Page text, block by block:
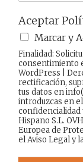
Aceptar
Marcar y
Finalidad:
consentimiento
WordPress |
rectificación,
tus datos en
introduzcas en
confidencialidad
Hispano S.L.
Europea de
elAviso Legaly